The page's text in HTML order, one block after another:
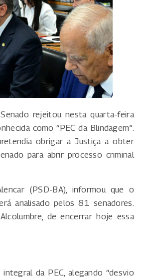
rejeitou nesta quarta-feira
como “PEC da Blindagem”.
obrigar a Justiça a obter
para abrir processo criminal
(PSD-BA), informou que o
analisado pelos 81 senadores.
de encerrar hoje essa
da PEC, alegando “desvio